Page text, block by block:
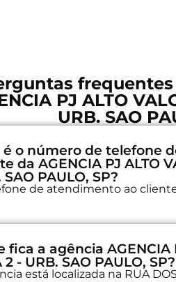
PJ ALTO
URB. SAO
é o número de telefone
da AGENCIA PJ ALTO
SAO PAULO, SP?
de atendimento ao cliente
fica a agência AGENCIA
2 - URB. SAO PAULO, SP?
está localizada na RUA